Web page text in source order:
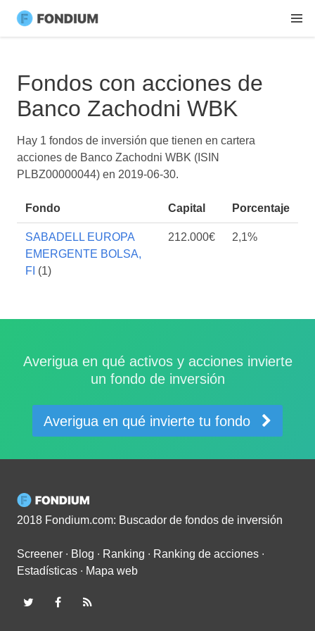
Fondos con acciones de
Banco Zachodni WBK
Hay 1 fondos de inversión que tienen en cartera
acciones de Banco Zachodni WBK (ISIN
PLBZ00000044) en 2019-06-30.
Fondo Capital Porcentaje
SABADELL EUROPA
EMERGENTE BOLSA,
FI (1)
212.000€ 2,1%
Averigua en qué activos y acciones invierte
un fondo de inversión
Averigua en qué invierte tu fondo
2018 Fondium.com: Buscador de fondos de inversión
Screener ∙ Blog ∙ Ranking ∙ Ranking de acciones ∙
Estadísticas ∙ Mapa web